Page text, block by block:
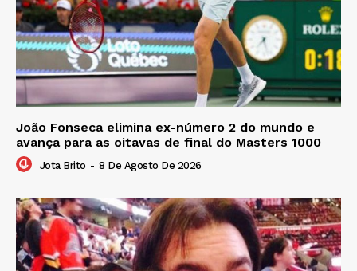
João Fonseca elimina ex-número 2 do mundo e
avança para as oitavas de final do Masters 1000
Jota Brito - 8 De Agosto De 2026